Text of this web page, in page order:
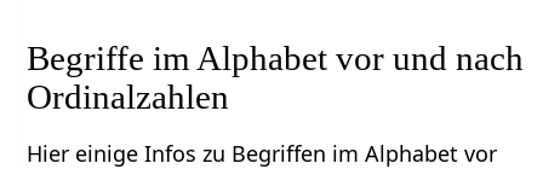
Begriffe im Alphabet vor und nach
Ordinalzahlen
Hier einige Infos zu Begriffen im Alphabet vor